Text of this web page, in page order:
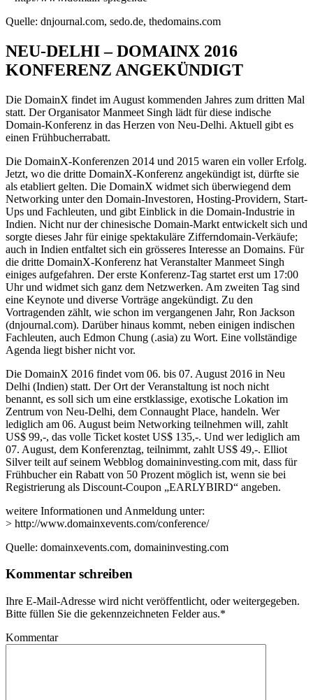
Quelle: dnjournal.com, sedo.de, thedomains.com
NEU-DELHI – DOMAINX 2016
KONFERENZ ANGEKÜNDIGT
Die DomainX findet im August kommenden Jahres zum dritten Mal
statt. Der Organisator Manmeet Singh lädt für diese indische
Domain-Konferenz in das Herzen von Neu-Delhi. Aktuell gibt es
einen Frühbucherrabatt.
Die DomainX-Konferenzen 2014 und 2015 waren ein voller Erfolg.
Jetzt, wo die dritte DomainX-Konferenz angekündigt ist, dürfte sie
als etabliert gelten. Die DomainX widmet sich überwiegend dem
Networking unter den Domain-Investoren, Hosting-Providern, Start-
Ups und Fachleuten, und gibt Einblick in die Domain-Industrie in
Indien. Nicht nur der chinesische Domain-Markt entwickelt sich und
sorgte dieses Jahr für einige spektakuläre Zifferndomain-Verkäufe;
auch in Indien entfaltet sich ein grösseres Interesse an Domains. Für
die dritte DomainX-Konferenz hat Veranstalter Manmeet Singh
einiges aufgefahren. Der erste Konferenz-Tag startet erst um 17:00
Uhr und widmet sich ganz dem Netzwerken. Am zweiten Tag sind
eine Keynote und diverse Vorträge angekündigt. Zu den
Vortragenden zählt, wie schon im vergangenen Jahr, Ron Jackson
(dnjournal.com). Darüber hinaus kommt, neben einigen indischen
Fachleuten, auch Edmon Chung (.asia) zu Wort. Eine vollständige
Agenda liegt bisher nicht vor.
Die DomainX 2016 findet vom 06. bis 07. August 2016 in Neu
Delhi (Indien) statt. Der Ort der Veranstaltung ist noch nicht
benannt, es soll sich um eine erstklassige, exotische Lokation im
Zentrum von Neu-Delhi, dem Connaught Place, handeln. Wer
lediglich am 06. August beim Networking teilnehmen will, zahlt
US$ 99,-, das volle Ticket kostet US$ 135,-. Und wer lediglich am
07. August, dem Konferenztag, teilnimmt, zahlt US$ 49,-. Elliot
Silver teilt auf seinem Webblog domaininvesting.com mit, dass für
Frühbucher ein Rabatt von 50 Prozent möglich ist, wenn sie bei
Registrierung als Discount-Coupon „EARLYBIRD“ angeben.
weitere Informationen und Anmeldung unter:
> http://www.domainxevents.com/conference/
Quelle: domainxevents.com, domaininvesting.com
Kommentar schreiben
Ihre E-Mail-Adresse wird nicht veröffentlicht, oder weitergegeben.
Bitte füllen Sie die gekennzeichneten Felder aus.*
Kommentar